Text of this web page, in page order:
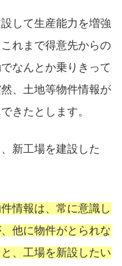
して生産能力を増強
れまで得意先からの
なんとか乗りきって
、土地等物件情報が
きたとします。
新工場を建設した
情報は、常に意識し
他に物件がとられな
、工場を新設したい